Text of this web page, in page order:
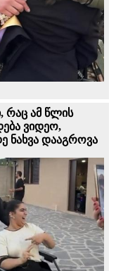
რაც ამ წლის
ვიდეო,
ნახვა დააგროვა